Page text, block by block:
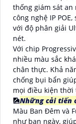
thống giám sát
công nghệ IP
với độ phân giải
nét.
Với chip
nhiều màu sắc
chân thực. Khả
chống bụi bẩn
mọi điều kiện thời
🎑Những cải tiến
Màu Ban Ðêm và
như ban ngày,